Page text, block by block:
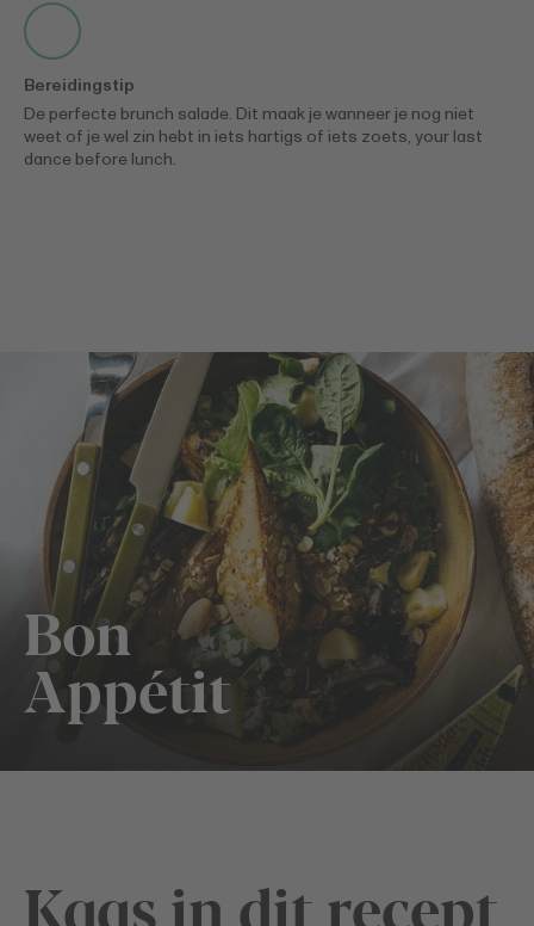
Bereidingstip
De perfecte brunch salade. Dit maak je wanneer je nog niet
weet of je wel zin hebt in iets hartigs of iets zoets, your last
dance before lunch.
Bon
Appétit
Kaas in dit recept